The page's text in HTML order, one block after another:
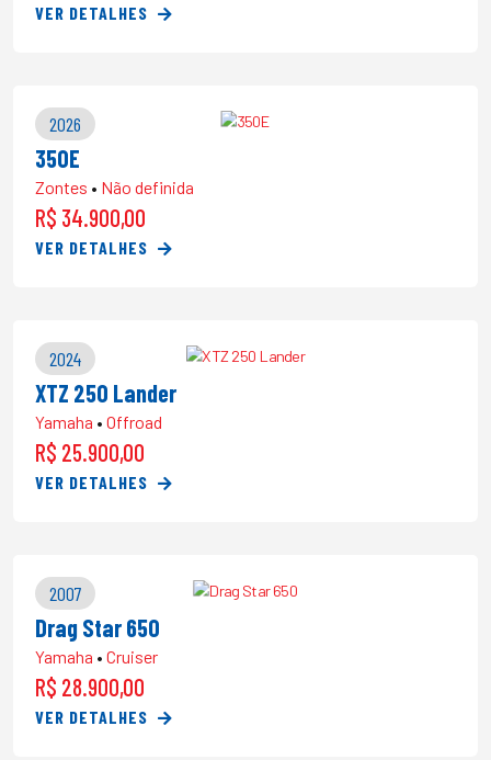
VER DETALHES
2026
350E
Zontes • Não definida
R$ 34.900,00
VER DETALHES
2024
XTZ 250 Lander
Yamaha • Offroad
R$ 25.900,00
VER DETALHES
2007
Drag Star 650
Yamaha • Cruiser
R$ 28.900,00
VER DETALHES